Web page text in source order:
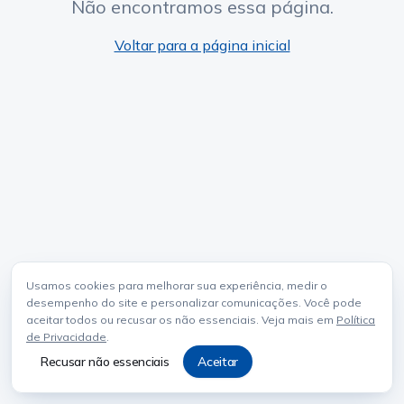
Usamos cookies para melhorar sua experiência, medir o
desempenho do site e personalizar comunicações. Você pode
aceitar todos ou recusar os não essenciais. Veja mais em Política
de Privacidade.
Recusar não essenciais Aceitar
Não encontramos essa página.
Voltar para a página inicial